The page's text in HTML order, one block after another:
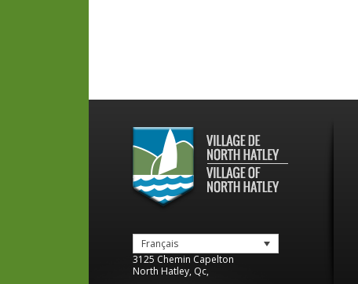
Français
3125 Chemin Capelton
North Hatley, Qc,